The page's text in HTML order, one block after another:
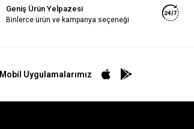
Geniş Ürün Yelpazesi
Binlerce ürün ve kampanya seçeneği
Mobil Uygulamalarımız